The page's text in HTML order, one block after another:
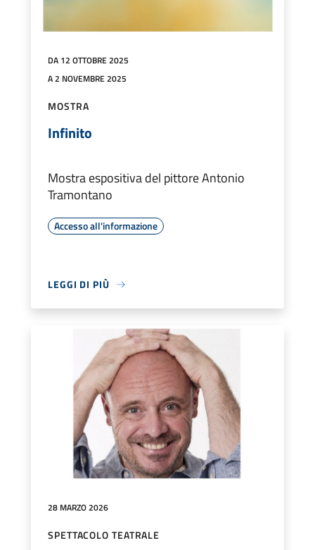
DA 12 OTTOBRE 2025
A 2 NOVEMBRE 2025
MOSTRA
Infinito
Mostra espositiva del pittore Antonio
Tramontano
Accesso all'informazione
LEGGI DI PIÙ
28 MARZO 2026
SPETTACOLO TEATRALE